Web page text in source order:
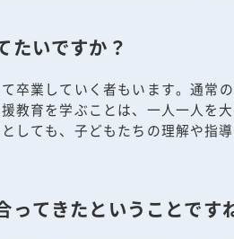
たいですか？
卒業していく者もいます。通常
教育を学ぶことは、一人一人を
しても、子どもたちの理解や指
てきたということです